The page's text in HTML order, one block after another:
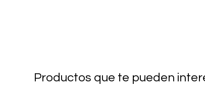
Productos que te pueden